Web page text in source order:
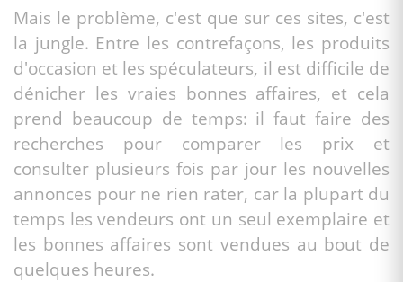
Mais le problème, c'est que sur ces sites, c'est
la jungle. Entre les contrefaçons, les produits
d'occasion et les spéculateurs, il est difficile de
dénicher les vraies bonnes affaires, et cela
prend beaucoup de temps: il faut faire des
recherches pour comparer les prix et
consulter plusieurs fois par jour les nouvelles
annonces pour ne rien rater, car la plupart du
temps les vendeurs ont un seul exemplaire et
les bonnes affaires sont vendues au bout de
quelques heures.